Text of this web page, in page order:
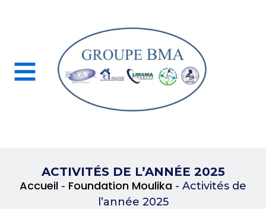
ACTIVITÉS DE L’ANNÉE 2025
Accueil - Foundation Moulika - Activités de
l’année 2025